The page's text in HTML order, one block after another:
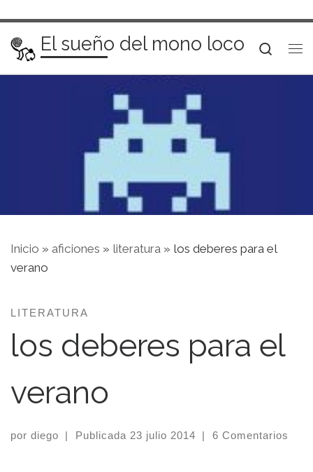
Saltar al contenido
El sueño del mono loco
Inicio » aficiones » literatura » los deberes para el
verano
LITERATURA
los deberes para el
verano
por diego | Publicada 23 julio 2014 | 6 Comentarios